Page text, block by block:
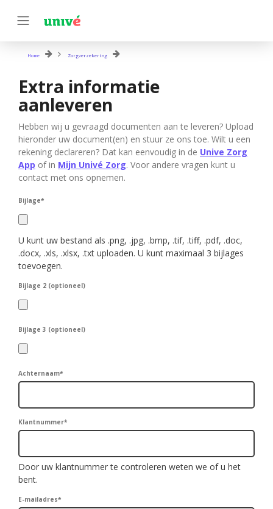
Home Zorgverzekering
Extra informatie
aanleveren
Hebben wij u gevraagd documenten aan te leveren? Upload
hieronder uw document(en) en stuur ze ons toe. Wilt u een
rekening declareren? Dat kan eenvoudig in de Unive Zorg
App of in Mijn Univé Zorg. Voor andere vragen kunt u
contact met ons opnemen.
Bijlage*
U kunt uw bestand als .png, .jpg, .bmp, .tif, .tiff, .pdf, .doc,
.docx, .xls, .xlsx, .txt uploaden. U kunt maximaal 3 bijlages
toevoegen.
Bijlage 2 (optioneel)
Bijlage 3 (optioneel)
Achternaam*
Klantnummer*
Door uw klantnummer te controleren weten we of u het
bent.
E-mailadres*